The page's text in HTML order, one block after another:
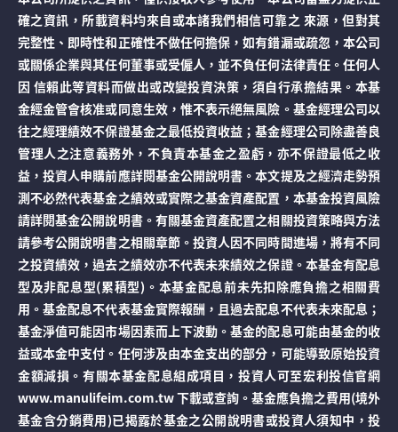
確之資訊，所載資料均來自或本諸我們相信可靠之 來源，但對其
完整性、即時性和正確性不做任何擔保，如有錯漏或疏忽，本公司
或關係企業與其任何董事或受僱人，並不負任何法律責任。任何人
因 信賴此等資料而做出或改變投資決策，須自行承擔結果。本基
金經金管會核准或同意生效，惟不表示絕無風險。基金經理公司以
往之經理績效不保證基金之最低投資收益；基金經理公司除盡善良
管理人之注意義務外，不負責本基金之盈虧，亦不保證最低之收
益，投資人申購前應詳閱基金公開說明書。本文提及之經濟走勢預
測不必然代表基金之績效或實際之基金資產配置，本基金投資風險
請詳閱基金公開說明書。有關基金資產配置之相關投資策略與方法
請參考公開說明書之相關章節。投資人因不同時間進場，將有不同
之投資績效，過去之績效亦不代表未來績效之保證。本基金有配息
型及非配息型(累積型)。本基金配息前未先扣除應負擔之相關費
用。基金配息不代表基金實際報酬，且過去配息不代表未來配息；
基金淨值可能因市場因素而上下波動。基金的配息可能由基金的收
益或本金中支付。任何涉及由本金支出的部分，可能導致原始投資
金額減損。有關本基金配息組成項目，投資人可至宏利投信官網
www.manulifeim.com.tw 下載或查詢。基金應負擔之費用(境外
基金含分銷費用)已揭露於基金之公開說明書或投資人須知中，投